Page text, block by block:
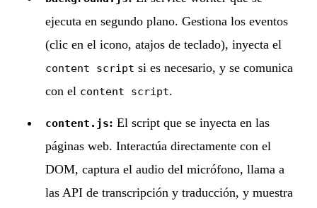
ejecuta en segundo plano. Gestiona los eventos
(clic en el icono, atajos de teclado), inyecta el
content script si es necesario, y se comunica
con el content script.
content.js: El script que se inyecta en las
páginas web. Interactúa directamente con el
DOM, captura el audio del micrófono, llama a
las API de transcripción y traducción, y muestra